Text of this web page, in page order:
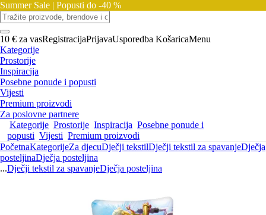
Summer Sale | Popusti do -40 %
10 € za vasRegistracijaPrijavaUsporedba KošaricaMenu
Kategorije
Prostorije
Inspiracija
Posebne ponude i popusti
Vijesti
Premium proizvodi
Za poslovne partnere
Kategorije Prostorije Inspiracija Posebne ponude i
popusti Vijesti Premium proizvodi
PočetnaKategorijeZa djecuDječji tekstilDječji tekstil za spavanjeDječja
posteljinaDječja posteljina
...Dječji tekstil za spavanjeDječja posteljina